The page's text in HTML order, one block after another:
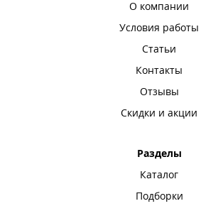
О компании
Условия работы
Статьи
Контакты
Отзывы
Скидки и акции
Разделы
Каталог
Подборки